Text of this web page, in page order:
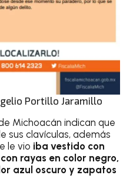
Portillo Jaramillo
Michoacán indican que
sus clavículas, además
le vio iba vestido con
rayas en color negro,
azul oscuro y zapatos